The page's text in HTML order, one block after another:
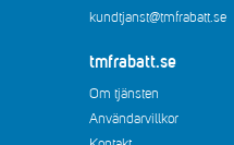
kundtjanst@tmfrabatt.se
tmfrabatt.se
Om tjänsten
Användarvillkor